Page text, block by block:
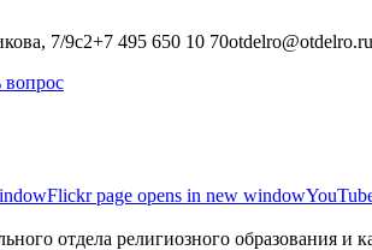
7/9с2+7 495 650 10 70otdelro@otdelro.ru
вопрос
Flickr page opens in new window
отдела религиозного образования и